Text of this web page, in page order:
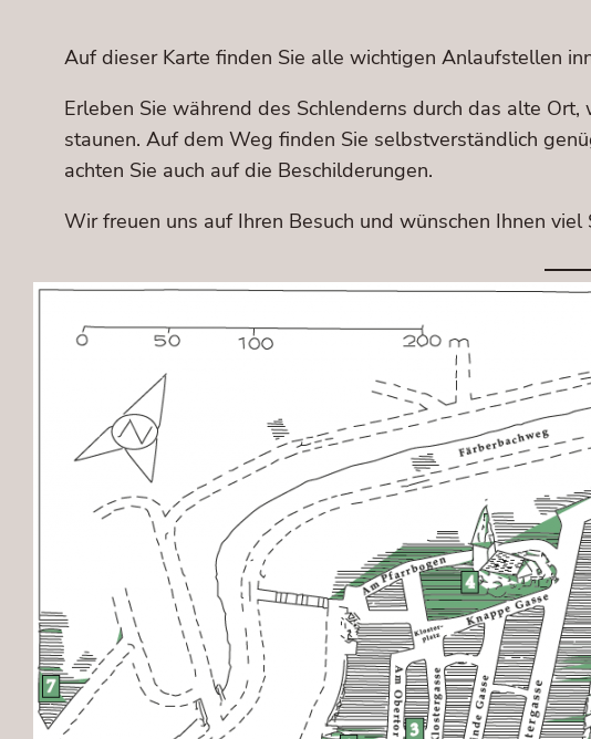
Auf dieser Karte finden Sie alle wichtigen Anlaufstellen
Erleben Sie während des Schlenderns durch das alte
staunen. Auf dem Weg finden Sie selbstverständlich
achten Sie auch auf die Beschilderungen.
Wir freuen uns auf Ihren Besuch und wünschen Ihnen viel